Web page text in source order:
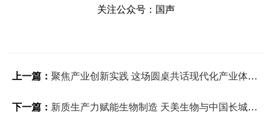
关注公众号：国声
上一篇： 聚焦产业创新实践 这场圆桌共话现代化产业体系构建
下一篇： 新质生产力赋能生物制造 天美生物与中国长城资产战略签约